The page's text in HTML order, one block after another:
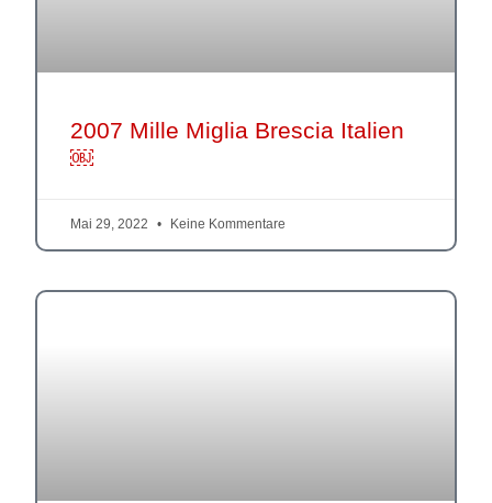
2007 Mille Miglia Brescia Italien
￼
Mai 29, 2022 Keine Kommentare